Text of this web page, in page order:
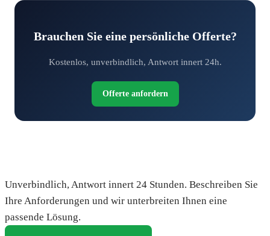
Brauchen Sie eine persönliche Offerte?
Kostenlos, unverbindlich, Antwort innert 24h.
Offerte anfordern
Unverbindlich, Antwort innert 24 Stunden. Beschreiben Sie
Ihre Anforderungen und wir unterbreiten Ihnen eine
passende Lösung.